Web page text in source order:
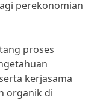
perekonomian
proses
kerjasama
organik di